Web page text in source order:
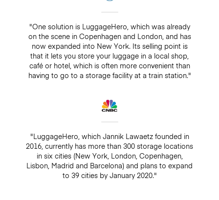
"One solution is LuggageHero, which was already
on the scene in Copenhagen and London, and has
now expanded into New York. Its selling point is
that it lets you store your luggage in a local shop,
café or hotel, which is often more convenient than
having to go to a storage facility at a train station."
"LuggageHero, which Jannik Lawaetz founded in
2016, currently has more than 300 storage locations
in six cities (New York, London, Copenhagen,
Lisbon, Madrid and Barcelona) and plans to expand
to 39 cities by January 2020."